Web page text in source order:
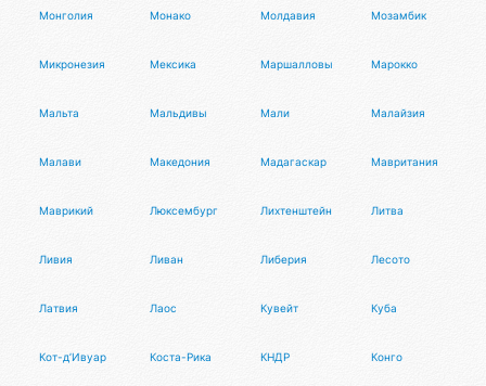
Монголия Монако Молдавия Мозамбик
Микронезия Мексика Маршалловы ОстроваМарокко
Мальта Мальдивы Мали Малайзия
Малави Македония Мадагаскар Мавритания
Маврикий Люксембург Лихтенштейн Литва
Ливия Ливан Либерия Лесото
Латвия Лаос Кувейт Куба
Кот-д’Ивуар Коста-Рика КНДР Конго